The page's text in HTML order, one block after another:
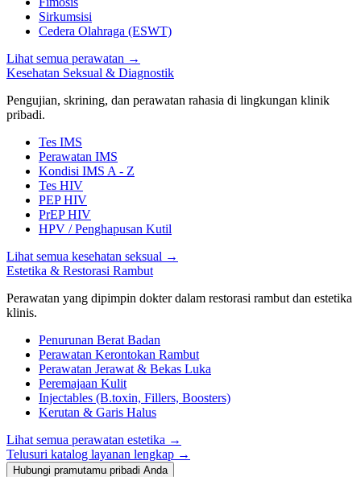
Sirkumsisi
Cedera Olahraga (ESWT)
Lihat semua perawatan →
Kesehatan Seksual & Diagnostik
Pengujian, skrining, dan perawatan rahasia di lingkungan klinik
pribadi.
Tes IMS
Perawatan IMS
Kondisi IMS A - Z
Tes HIV
PEP HIV
PrEP HIV
HPV / Penghapusan Kutil
Lihat semua kesehatan seksual →
Estetika & Restorasi Rambut
Perawatan yang dipimpin dokter dalam restorasi rambut dan estetika
klinis.
Penurunan Berat Badan
Perawatan Kerontokan Rambut
Perawatan Jerawat & Bekas Luka
Peremajaan Kulit
Injectables (B.toxin, Fillers, Boosters)
Kerutan & Garis Halus
Lihat semua perawatan estetika →
Telusuri katalog layanan lengkap →
Hubungi pramutamu pribadi Anda